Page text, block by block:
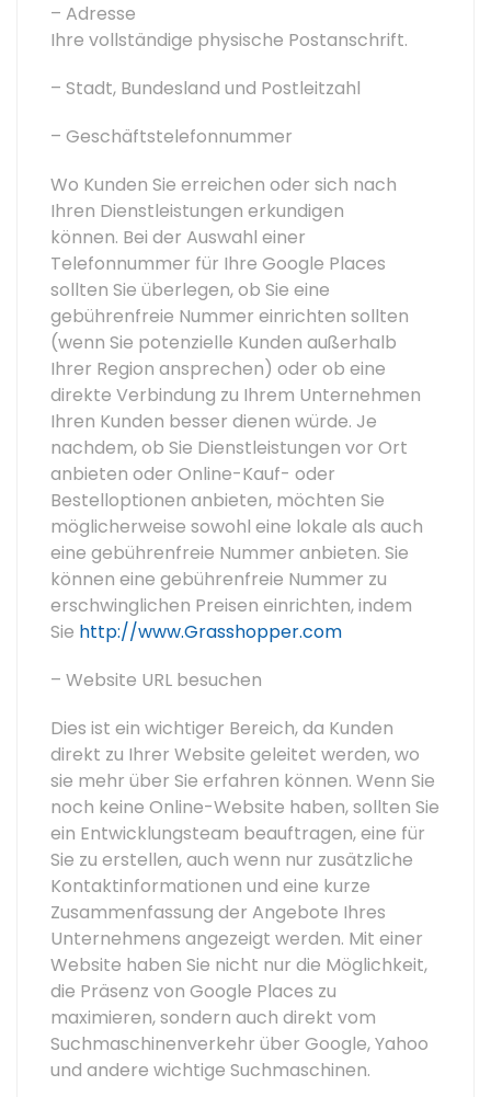
– Adresse
Ihre vollständige physische Postanschrift.
– Stadt, Bundesland und Postleitzahl
– Geschäftstelefonnummer
Wo Kunden Sie erreichen oder sich nach
Ihren Dienstleistungen erkundigen
können. Bei der Auswahl einer
Telefonnummer für Ihre Google Places
sollten Sie überlegen, ob Sie eine
gebührenfreie Nummer einrichten sollten
(wenn Sie potenzielle Kunden außerhalb
Ihrer Region ansprechen) oder ob eine
direkte Verbindung zu Ihrem Unternehmen
Ihren Kunden besser dienen würde. Je
nachdem, ob Sie Dienstleistungen vor Ort
anbieten oder Online-Kauf- oder
Bestelloptionen anbieten, möchten Sie
möglicherweise sowohl eine lokale als auch
eine gebührenfreie Nummer anbieten. Sie
können eine gebührenfreie Nummer zu
erschwinglichen Preisen einrichten, indem
Sie http://www.Grasshopper.com
– Website URL besuchen
Dies ist ein wichtiger Bereich, da Kunden
direkt zu Ihrer Website geleitet werden, wo
sie mehr über Sie erfahren können. Wenn Sie
noch keine Online-Website haben, sollten Sie
ein Entwicklungsteam beauftragen, eine für
Sie zu erstellen, auch wenn nur zusätzliche
Kontaktinformationen und eine kurze
Zusammenfassung der Angebote Ihres
Unternehmens angezeigt werden. Mit einer
Website haben Sie nicht nur die Möglichkeit,
die Präsenz von Google Places zu
maximieren, sondern auch direkt vom
Suchmaschinenverkehr über Google, Yahoo
und andere wichtige Suchmaschinen.